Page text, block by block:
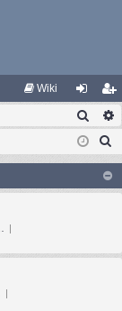
Wiki
og
ga
li
m
ed
le
Sök